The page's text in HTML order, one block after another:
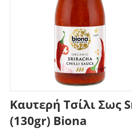
Καυτερή Τσίλι Σως
(130gr) Biona